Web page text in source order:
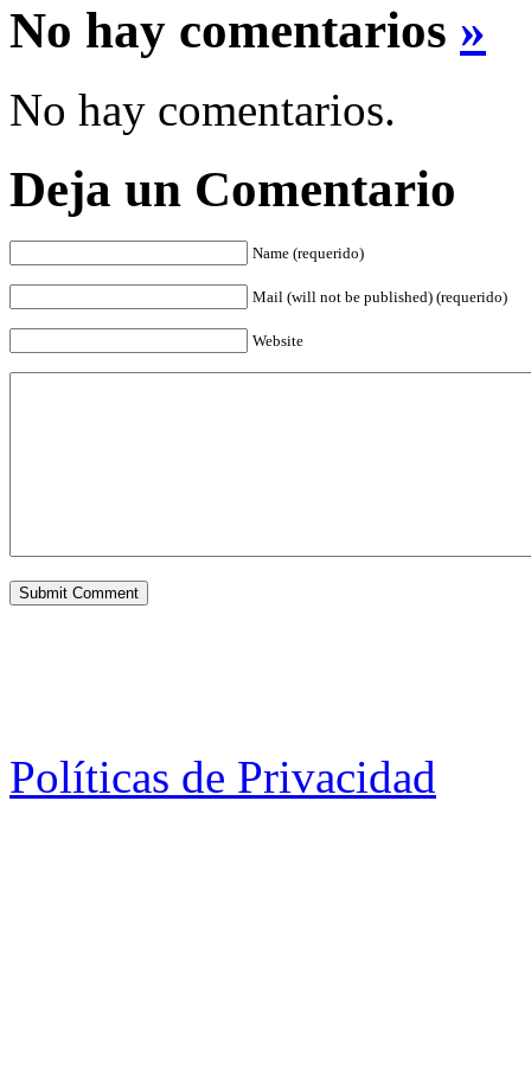
No hay comentarios »
No hay comentarios.
Deja un Comentario
Name (requerido)
Mail (will not be published) (requerido)
Website
Políticas de Privacidad